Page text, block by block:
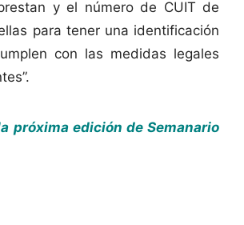
y el número de CUIT de
para tener una identificación
con las medidas legales
próxima edición de Semanario